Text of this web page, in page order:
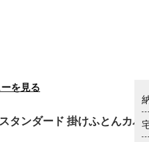
を見る
タンダード 掛けふとんカバ